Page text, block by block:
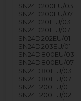
SN24D200EU/03
SN24D200EU/07
SN24D201EU/03
SN24D201EU/07
SN24D202EU/01
SN24D203EU/01
SN24D800EU/03
SN24D800EU/07
SN24D801EU/03
SN24D801EU/07
SN24E200EU/01
SN24E200EU/02